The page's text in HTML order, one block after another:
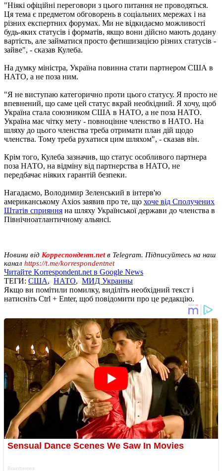
"Ніякі офіційні переговори з цього питання не проводяться.
Ця тема є предметом обговорень в соціальних мережах і на
різних експертних форумах. Ми не відкидаємо можливості
будь-яких статусів і форматів, якщо вони дійсно мають додану
вартість, але займатися просто фетишизацією різних статусів -
зайве", - сказав Кулеба.
На думку міністра, Україна повинна стати партнером США в
НАТО, а не поза ним.
"Я не виступаю категорично проти цього статусу. Я просто не
впевнений, що саме цей статус вкрай необхідний. Я хочу, щоб
Україна стала союзником США в НАТО, а не поза НАТО.
Україна має чітку мету - повноцінне членство в НАТО. На
шляху до цього членства треба отримати план дій щодо
членства. Тому треба рухатися цим шляхом", - сказав він.
Крім того, Кулеба зазначив, що статус особливого партнера
поза НАТО, на відміну від партнерства в НАТО, не
передбачає ніяких гарантій безпеки.
Нагадаємо, Володимир Зеленський в інтерв'ю
американському Axios заявив про те, що хоче від Сполучених
Штатів сприяння на шляху Української держави до членства в
Північноатлантичному альянсі.
Новини від Корреспондент.netв Telegram. Підписуйтесь на наш
канал https://t.me/korrespondentnet
Читайте Korrespondent.net в Google News
ТЕГИ: США, НАТО, МИД Украины
Якщо ви помітили помилку, виділіть необхідний текст і
натисніть Ctrl + Enter, щоб повідомити про це редакцію.